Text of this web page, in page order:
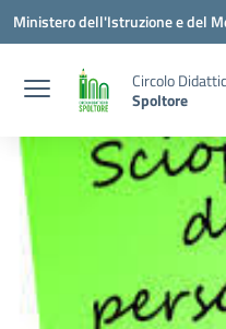
Vai ai contenuti
Vai al menu di navigazione
Vai al footer
Ministero dell'Istruzione e del
Circolo
Spoltore